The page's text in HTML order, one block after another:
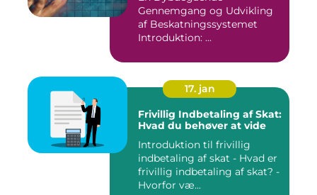
Gennemgang og Udvikling
af Beskatningssystemet
Introduktion: ...
17. jan
Frivillig Indbetaling af Skat:
Hvad du behøver at vide
Introduktion til frivillig
indbetaling af skat - Hvad er
frivillig indbetaling af skat? -
Hvorfor væ...